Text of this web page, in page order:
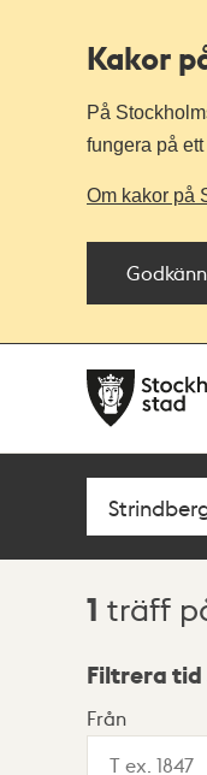
Kakor
På
fungera på
Om kakor på
navigationen
huvudinnehållet
Sök
1 träff
Visningsläge
Filtrera tid
Från